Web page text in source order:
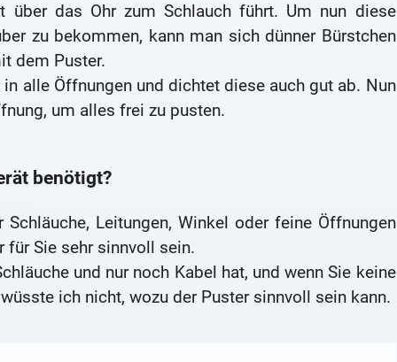
über das Ohr zum Schlauch führt. Um nun diese
zu bekommen, kann man sich dünner Bürstchen
dem Puster.
alle Öffnungen und dichtet diese auch gut ab. Nun
um alles frei zu pusten.
benötigt?
Leitungen, Winkel oder feine Öffnungen
für Sie sehr sinnvoll sein.
und nur noch Kabel hat, und wenn Sie keine
ich nicht, wozu der Puster sinnvoll sein kann.